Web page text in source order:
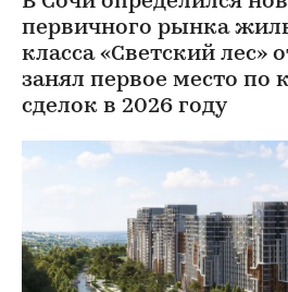
первичного рынка
класса «Светский лес»
занял первое место по
сделок в 2026 году